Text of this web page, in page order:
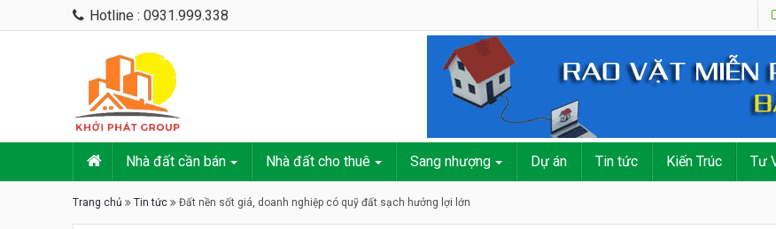
Hotline : 0931.999.338
Nhà đất cần bán Nhà đất cho thuê Sang nhượng Dự án Tin tức Kiến Trúc Tư
Trang chủ Tin tức Đất nền sốt giá, doanh nghiệp có quỹ đất sạch hưởng lợi lớn